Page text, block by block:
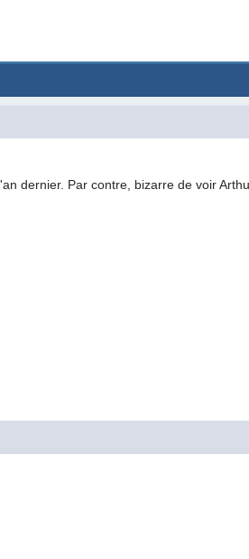
dernier. Par contre, bizarre de voir